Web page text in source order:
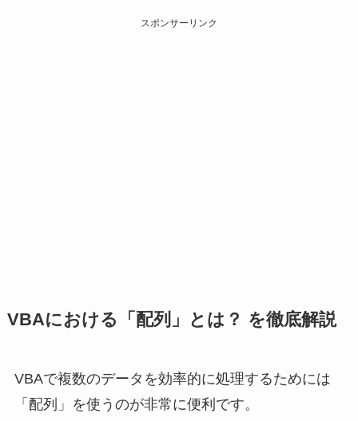
スポンサーリンク
VBAにおける「配列」とは？ を徹底解説
VBAで複数のデータを効率的に処理するためには
「配列」を使うのが非常に便利です。